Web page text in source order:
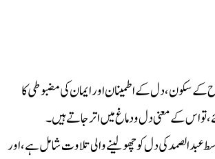
کے سکون، دل کے اطمینان اور ایمان کی مضبوطی کا
تو اس کے معنی دل و دماغ میں اتر جاتے ہیں۔
کی دل کو چھو لینے والی تلاوت شامل ہے، اور